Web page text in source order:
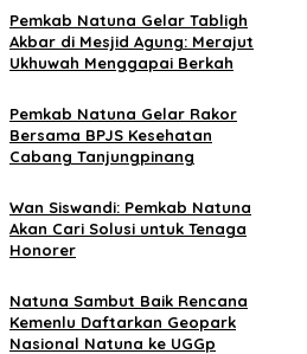
Pemkab Natuna Gelar Tabligh
Akbar di Mesjid Agung: Merajut
Ukhuwah Menggapai Berkah
Pemkab Natuna Gelar Rakor
Bersama BPJS Kesehatan
Cabang Tanjungpinang
Wan Siswandi: Pemkab Natuna
Akan Cari Solusi untuk Tenaga
Honorer
Natuna Sambut Baik Rencana
Kemenlu Daftarkan Geopark
Nasional Natuna ke UGGp